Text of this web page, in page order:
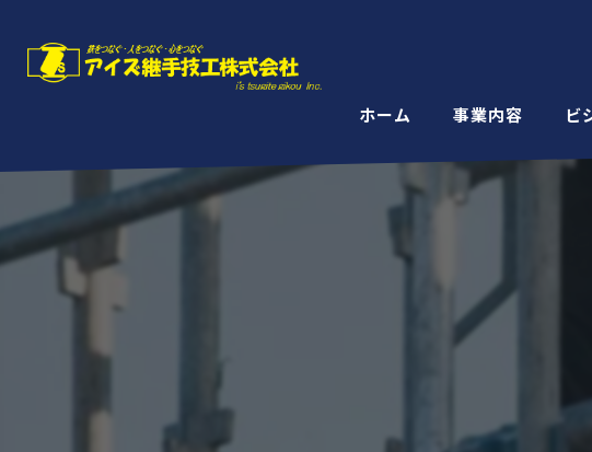
ホーム 事業内容 ビ